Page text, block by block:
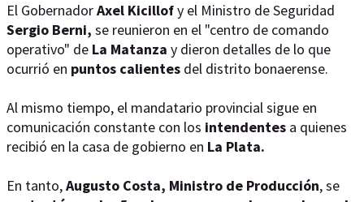
El GobernadorAxel Kicillofy el Ministro de Seguridad
Sergio Berni, se reunieron en el "centro de comando
operativo" de La Matanza y dieron detalles de lo que
ocurrió en puntos calientes del distrito bonaerense.
Al mismo tiempo, el mandatario provincial sigue en
comunicación constante con los intendentes a quienes
recibió en la casa de gobierno en La Plata.
En tanto,Augusto Costa, Ministro de Producción, se